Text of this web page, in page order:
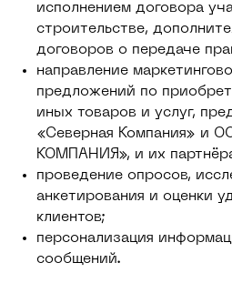
исполнением договора
строительстве,
договоров о передаче
направление
предложений по
иных товаров и услуг,
«Северная Компания» и
КОМПАНИЯ», и их
проведение опросов,
анкетирования и оценки
клиентов;
персонализация
сообщений.